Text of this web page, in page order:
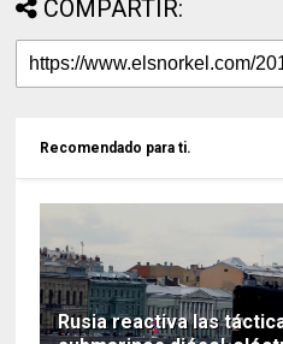
COMPARTIR:
Recomendado para ti.
Rusia reactiva las